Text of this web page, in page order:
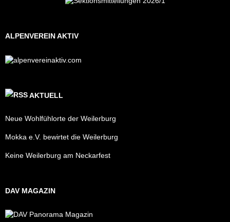
ALPENVEREIN AKTIV
AKTUELL
Neue Wohlfühlorte der Weilerburg
Mokka e.V. bewirtet die Weilerburg
Keine Weilerburg am Neckarfest
DAV MAGAZIN